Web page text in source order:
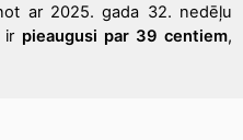
ar 2025. gada 32. nedēļu
ir pieaugusi par 39 centiem,